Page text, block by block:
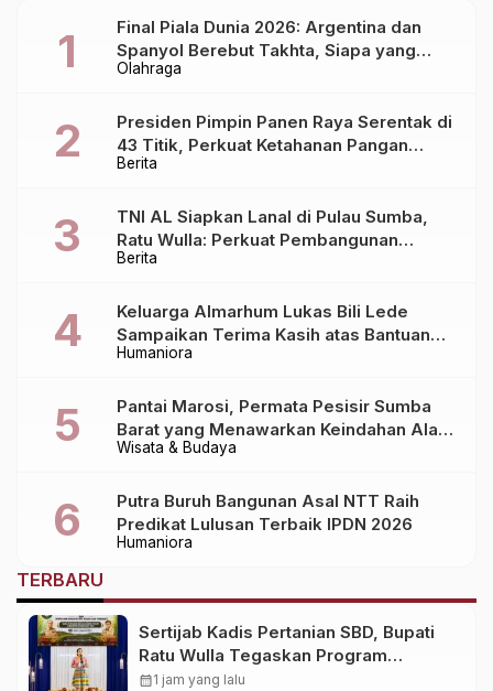
Olahraga
Final Piala Dunia 2026: Argentina dan
Spanyol Berebut Takhta, Siapa yang
Lebih Siap?
Berita
Presiden Pimpin Panen Raya Serentak di
43 Titik, Perkuat Ketahanan Pangan
Nasional
Berita
TNI AL Siapkan Lanal di Pulau Sumba,
Ratu Wulla: Perkuat Pembangunan
Daerah!
Humaniora
Keluarga Almarhum Lukas Bili Lede
Sampaikan Terima Kasih atas Bantuan
Berbagai Pihak dalam Pemulangan
Wisata & Budaya
Pantai Marosi, Permata Pesisir Sumba
Barat yang Menawarkan Keindahan Alam
Alami
Humaniora
Putra Buruh Bangunan Asal NTT Raih
Predikat Lulusan Terbaik IPDN 2026
TERBARU
Sertijab Kadis Pertanian SBD, Bupati
Ratu Wulla Tegaskan Program
Strategis Harus Berlanjut
calendar_month1 jam yang lalu